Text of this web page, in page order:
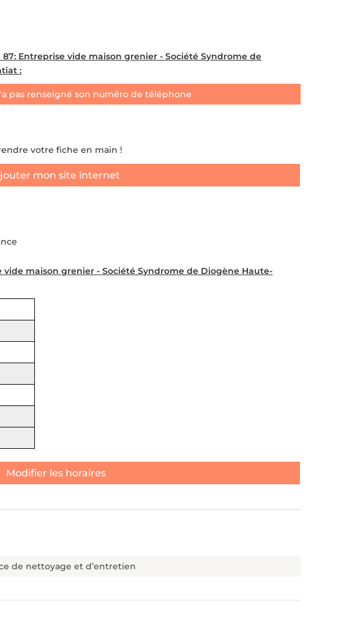
87: Entreprise vide maison grenier - Société Syndrome de
:
pas renseigné son numéro de téléphone
votre fiche en main !
mon site internet
vide maison grenier - Société Syndrome de Diogène Haute-
Modifier les horaires
de nettoyage et d’entretien